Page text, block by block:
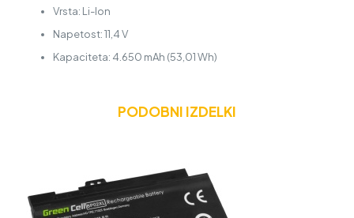
Vrsta: Li-Ion
Napetost: 11,4 V
Kapaciteta: 4.650 mAh (53,01 Wh)
PODOBNI IZDELKI